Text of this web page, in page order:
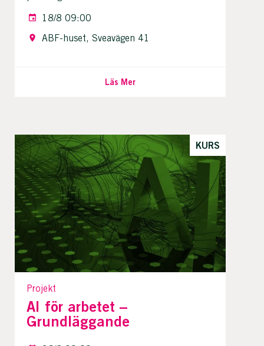
18/8 09:00
ABF-huset, Sveavägen 41
Läs Mer
KURS
Projekt
AI för arbetet –
Grundläggande